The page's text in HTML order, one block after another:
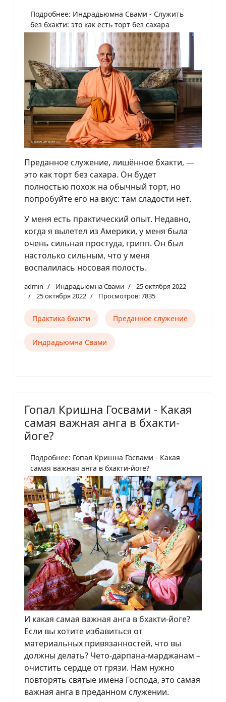
Подробнее: Индрадьюмна Свами - Служить
без бхакти: это как есть торт без сахара
Преданное служение, лишённое бхакти, —
это как торт без сахара. Он будет
полностью похож на обычный торт, но
попробуйте его на вкус: там сладости нет.
У меня есть практический опыт. Недавно,
когда я вылетел из Америки, у меня была
очень сильная простуда, грипп. Он был
настолько сильным, что у меня
воспалилась носовая полость.
admin Индрадьюмна Свами
25 октября 2022
25 октября 2022
Просмотров: 7835
Практика бхакти Преданное служение
Индрадьюмна Свами
Гопал Кришна Госвами - Какая
самая важная анга в бхакти-
йоге?
Подробнее: Гопал Кришна Госвами - Какая
самая важная анга в бхакти-йоге?
И какая самая важная анга в бхакти-йоге?
Если вы хотите избавиться от
материальных привязанностей, что вы
должны делать? Чето-дарпана-марджанам –
очистить сердце от грязи. Нам нужно
повторять святые имена Господа, это самая
важная анга в преданном служении.